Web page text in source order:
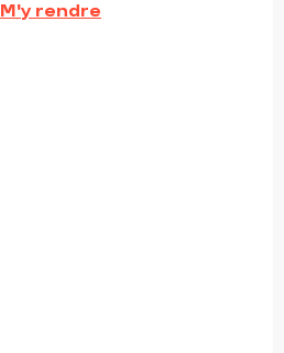
M'y rendre